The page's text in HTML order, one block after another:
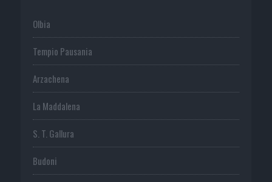
Olbia
Tempio Pausania
Arzachena
La Maddalena
S. T. Gallura
Budoni